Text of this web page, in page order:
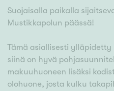
Suojaisalla paikalla
Mustikkapolun päässä!
Tämä asiallisesti
siinä on hyvä
makuuhuoneen lisäksi
olohuone, josta kulku